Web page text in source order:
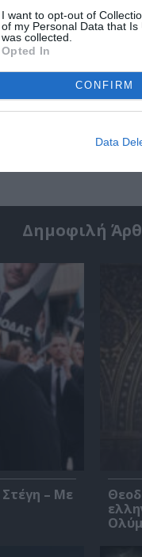
I want to opt-out of
of my Personal Data that
was collected.
Opted In
CONFIRM
Data
1965»:
Δημοφιλή
– Με